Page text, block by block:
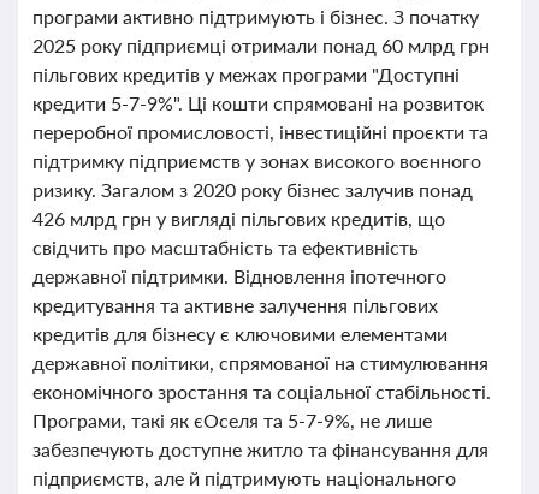
програми активно підтримують і бізнес. З початку
2025 року підприємці отримали понад 60 млрд грн
пільгових кредитів у межах програми "Доступні
кредити 5-7-9%". Ці кошти спрямовані на розвиток
переробної промисловості, інвестиційні проєкти та
підтримку підприємств у зонах високого воєнного
ризику. Загалом з 2020 року бізнес залучив понад
426 млрд грн у вигляді пільгових кредитів, що
свідчить про масштабність та ефективність
державної підтримки. Відновлення іпотечного
кредитування та активне залучення пільгових
кредитів для бізнесу є ключовими елементами
державної політики, спрямованої на стимулювання
економічного зростання та соціальної стабільності.
Програми, такі як єОселя та 5-7-9%, не лише
забезпечують доступне житло та фінансування для
підприємств, але й підтримують національного